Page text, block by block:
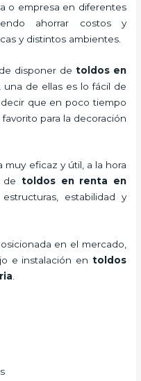
o empresa en diferentes
ahorrar costos y
y distintos ambientes.
de disponer detoldos en
, una de ellas es lo fácil de
que en poco tiempo
para la decoración
eficaz y útil, a la hora
de toldos en renta en
estabilidad y
en el mercado,
e instalación en toldos
.